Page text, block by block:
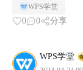
WPS学堂
0 0 分享
WPS学堂